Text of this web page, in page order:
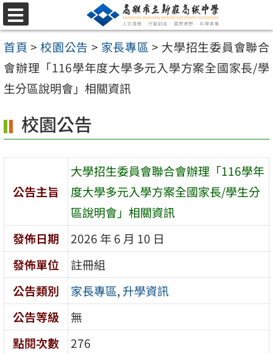
跳
至
主
要
內
區
選
單
首頁 > 校園公告 > 家長專區 > 大學招生委員會聯合
會辦理「116學年度大學多元入學方案全國家長/學
生分區說明會」相關資訊
校園公告
公告主旨
大學招生委員會聯合會辦理「116學年
度大學多元入學方案全國家長/學生分
區說明會」相關資訊
發佈日期
2026 年 6 月 10 日
發佈單位
註冊組
公告類別
家長專區,升學資訊
公告等級
無
點閱次數
276